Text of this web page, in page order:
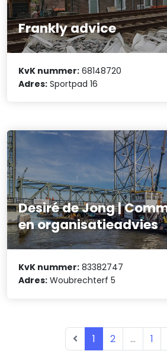
Frankly advice
KvK nummer: 68148720
Adres: Sportpad 16
Desiré de Jong |
en organisatieadvies
KvK nummer: 83382747
Adres: Woubrechterf 5
1 2 ... 1